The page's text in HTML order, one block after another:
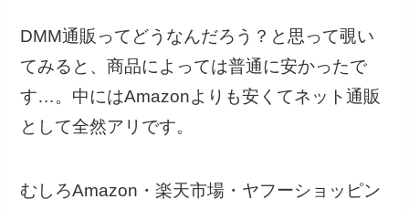
DMM通販ってどうなんだろう？と思って覗い
てみると、商品によっては普通に安かったで
す…。中にはAmazonよりも安くてネット通販
として全然アリです。
むしろAmazon・楽天市場・ヤフーショッピン